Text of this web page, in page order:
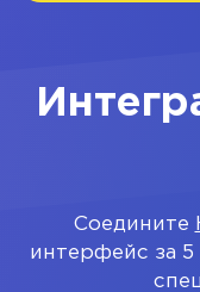
Соедините
интерфейс за